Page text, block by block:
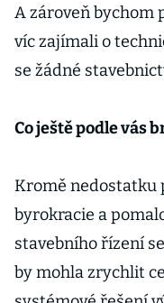
A zároveň bychom
víc zajímali o
se žádné
Co ještě podle vás
Kromě nedostatku
byrokracie a
stavebního řízení
by mohla zrychlit